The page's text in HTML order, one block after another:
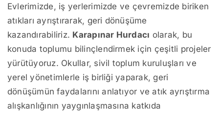
Evlerimizde, iş yerlerimizde ve çevremizde biriken
atıkları ayrıştırarak, geri dönüşüme
kazandırabiliriz. Karapınar Hurdacı olarak, bu
konuda toplumu bilinçlendirmek için çeşitli projeler
yürütüyoruz. Okullar, sivil toplum kuruluşları ve
yerel yönetimlerle iş birliği yaparak, geri
dönüşümün faydalarını anlatıyor ve atık ayrıştırma
alışkanlığının yaygınlaşmasına katkıda